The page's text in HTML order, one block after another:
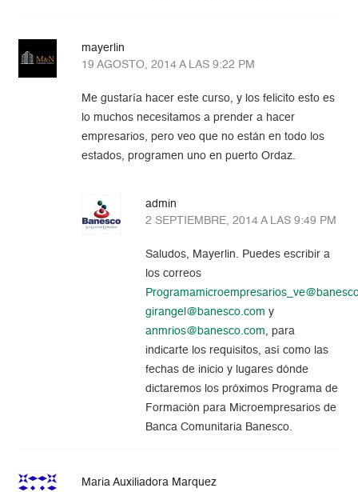
mayerlin
19 AGOSTO, 2014 A LAS 9:22 PM
Me gustaría hacer este curso, y los felicito esto es
lo muchos necesitamos a prender a hacer
empresarios, pero veo que no están en todo los
estados, programen uno en puerto Ordaz.
admin
2 SEPTIEMBRE, 2014 A LAS 9:49 PM
Saludos, Mayerlin. Puedes escribir a
los correos
girangel@banesco.com y
anmrios@banesco.com , para
indicarte los requisitos, así como las
fechas de inicio y lugares dónde
dictaremos los próximos Programa de
Formación para Microempresarios de
Banca Comunitaria Banesco.
Maria Auxiliadora Marquez